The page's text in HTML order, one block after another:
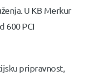
U KB Merkur
600 PCI
pripravnost,